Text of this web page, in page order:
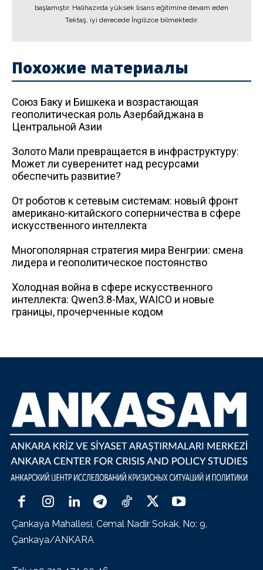
başlamıştır. Halihazırda yüksek lisans eğitimine devam eden
Tektaş, iyi derecede İngilizce bilmektedir.
Похожие материалы
Союз Баку и Бишкека и возрастающая
геополитическая роль Азербайджана в
Центральной Азии
Золото Мали превращается в инфраструктуру:
Может ли суверенитет над ресурсами
обеспечить развитие?
От роботов к сетевым системам: новый фронт
американо-китайского соперничества в сфере
искусственного интеллекта
Многополярная стратегия мира Венгрии: смена
лидера и геополитическое постоянство
Холодная война в сфере искусственного
интеллекта: Qwen3.8-Max, WAICO и новые
границы, прочерченные кодом
Çankaya Mahallesi, Cemal Nadir Sokak, No: 9,
Çankaya/ANKARA